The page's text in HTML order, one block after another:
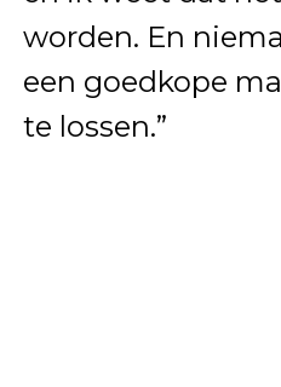
worden. En
een goedkope
te lossen.”